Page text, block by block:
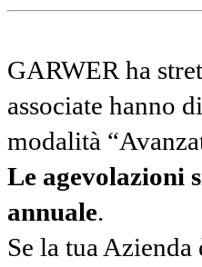
GARWER ha
associate hanno
modalità
Le agevolazioni
annuale.
Se la tua